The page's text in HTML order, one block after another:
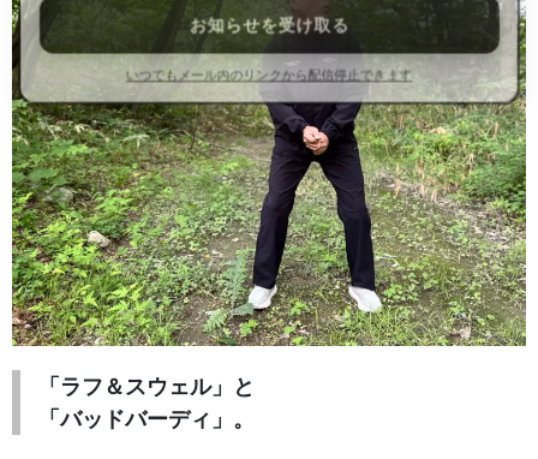
「ラフ＆スウェル」と
「バッドバーディ」。
お知らせを受け取る
いつでもメール内のリンクから配信停止できます